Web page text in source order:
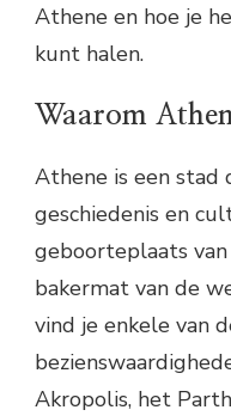
Athene en hoe je
kunt halen.
Waarom
Athene is een stad
geschiedenis en
geboorteplaats
bakermat van de
vind je enkele van
Akropolis, het